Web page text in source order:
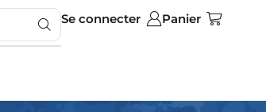
Se connecter Panier